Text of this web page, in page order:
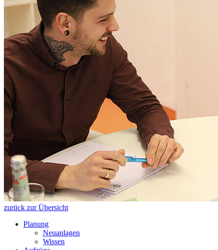
zurück zur Übersicht
Planung
Neuanlagen
Wissen